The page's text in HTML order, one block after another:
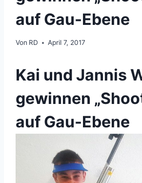
auf Gau-Ebene
Von RD April 7, 2017
Kai und Jannis
gewinnen
auf Gau-Ebene